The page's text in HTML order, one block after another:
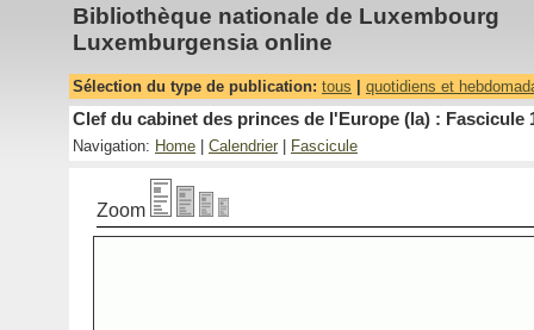
Bibliothèque nationale de Luxembourg
Luxemburgensia online
Sélection du type de publication: tous quotidiens et
Clef du cabinet des princes de l'Europe (la) : Fascicule
Navigation: Home Calendrier Fascicule
Zoom